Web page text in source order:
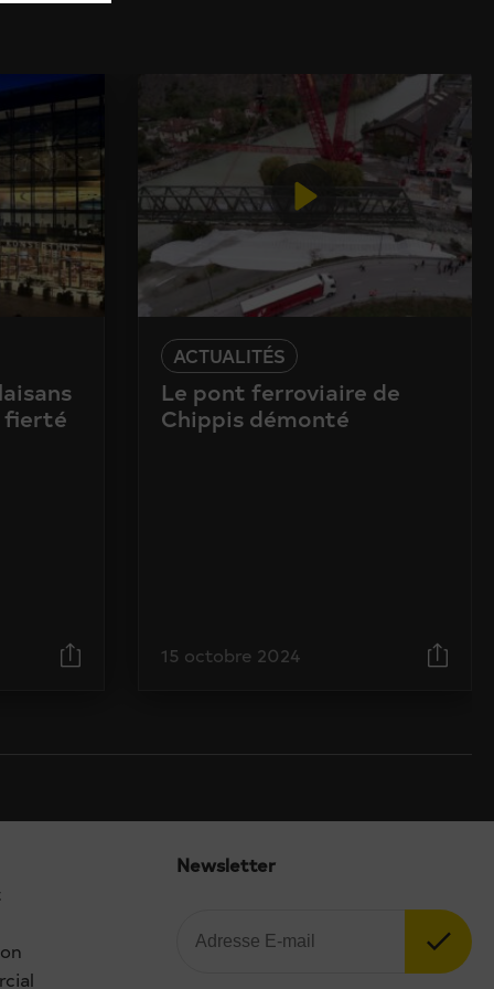
fierté
ACTUALITÉS
Le pont ferroviaire de
Chippis démonté
15 octobre 2024
Newsletter